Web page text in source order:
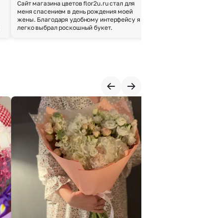
Сайт магазина цветов flor2u.ru стал для
меня спасением в день рождения моей
жены. Благодаря удобному интерфейсу я
легко выбрал роскошный букет.